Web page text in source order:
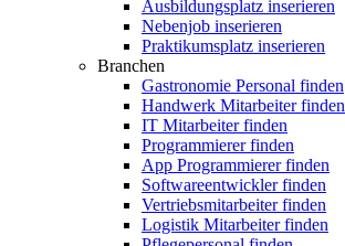
Ausbildungsplatz inserieren
Nebenjob inserieren
Praktikumsplatz inserieren
Branchen
Gastronomie Personal finden
Handwerk Mitarbeiter finden
IT Mitarbeiter finden
Programmierer finden
App Programmierer finden
Softwareentwickler finden
Vertriebsmitarbeiter finden
Logistik Mitarbeiter finden